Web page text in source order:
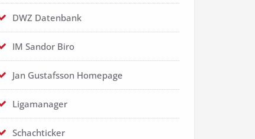
DWZ Datenbank
IM Sandor Biro
Jan Gustafsson Homepage
Ligamanager
Schachticker